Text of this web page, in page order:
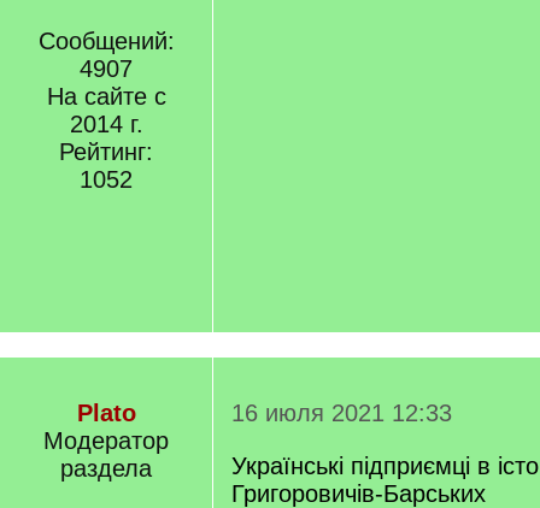
Сообщений:
4907
На сайте с
2014 г.
Рейтинг:
1052
Plato
Модератор
раздела
16 июля 2021 12:33
Українські підприємці в
Григоровичів-Барських